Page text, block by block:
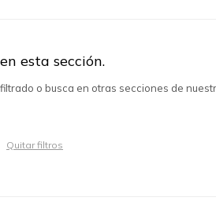
esta sección.
o busca en otras secciones de
Quitar filtros